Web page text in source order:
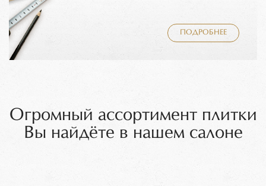
ПОДРОБНЕЕ
Огромный ассортимент плитки
Вы найдёте в нашем салоне